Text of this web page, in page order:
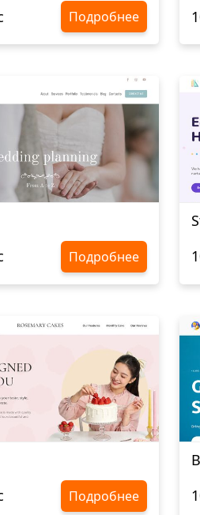
Подробнее
Подробнее
Подробнее